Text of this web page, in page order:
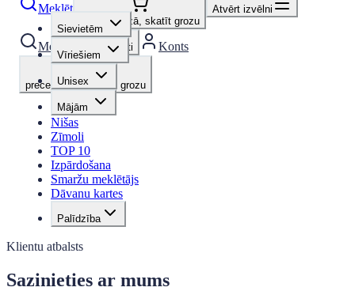
Meklēt
preces grozā, skatīt grozu
Atvērt izvēlni
Meklēt Favorīti Konts
preces grozā, skatīt grozu
Sievietēm
Vīriešiem
Unisex
Mājām
Nišas
Zīmoli
TOP 10
Izpārdošana
Smaržu meklētājs
Dāvanu kartes
Palīdzība
Klientu atbalsts
Sazinieties ar mums